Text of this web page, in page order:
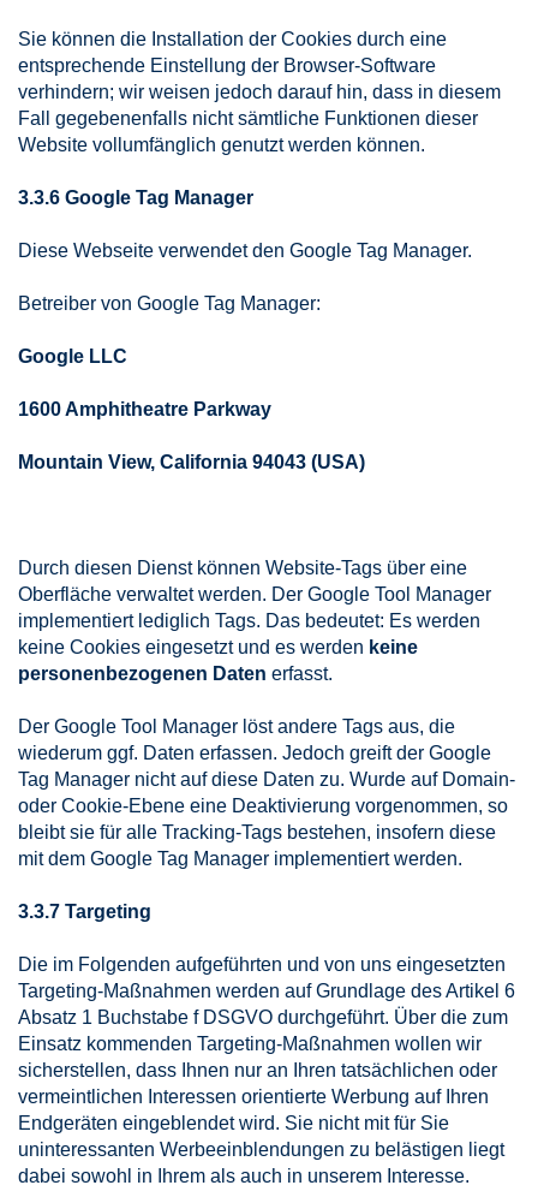
Sie können die Installation der Cookies durch eine
entsprechende Einstellung der Browser-Software
verhindern; wir weisen jedoch darauf hin, dass in diesem
Fall gegebenenfalls nicht sämtliche Funktionen dieser
Website vollumfänglich genutzt werden können.
3.3.6 Google Tag Manager
Diese Webseite verwendet den Google Tag Manager.
Betreiber von Google Tag Manager:
Google LLC
1600 Amphitheatre Parkway
Mountain View, California 94043 (USA)
Durch diesen Dienst können Website-Tags über eine
Oberfläche verwaltet werden. Der Google Tool Manager
implementiert lediglich Tags. Das bedeutet: Es werden
keine Cookies eingesetzt und es werden keine
personenbezogenen Daten erfasst.
Der Google Tool Manager löst andere Tags aus, die
wiederum ggf. Daten erfassen. Jedoch greift der Google
Tag Manager nicht auf diese Daten zu. Wurde auf Domain-
oder Cookie-Ebene eine Deaktivierung vorgenommen, so
bleibt sie für alle Tracking-Tags bestehen, insofern diese
mit dem Google Tag Manager implementiert werden.
3.3.7 Targeting
Die im Folgenden aufgeführten und von uns eingesetzten
Targeting-Maßnahmen werden auf Grundlage des Artikel 6
Absatz 1 Buchstabe f DSGVO durchgeführt. Über die zum
Einsatz kommenden Targeting-Maßnahmen wollen wir
sicherstellen, dass Ihnen nur an Ihren tatsächlichen oder
vermeintlichen Interessen orientierte Werbung auf Ihren
Endgeräten eingeblendet wird. Sie nicht mit für Sie
uninteressanten Werbeeinblendungen zu belästigen liegt
dabei sowohl in Ihrem als auch in unserem Interesse.